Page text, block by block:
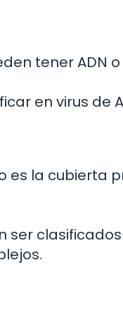
tener ADN
en virus de
es la cubierta
ser